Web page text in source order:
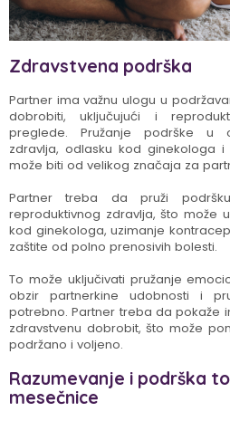
Zdravstvena podrška
Partner ima važnu ulogu u
dobrobiti, uključujući i
preglede. Pružanje podrške u
zdravlja, odlasku kod ginekologa
može biti od velikog značaja za
Partner treba da pruži
reproduktivnog zdravlja, što može
kod ginekologa, uzimanje
zaštite od polno prenosivih bolesti.
To može uključivati pružanje
obzir partnerkine udobnosti i
potrebno. Partner treba da pokaže
zdravstvenu dobrobit, što može
podržano i voljeno.
Razumevanje i podrška
mesečnice